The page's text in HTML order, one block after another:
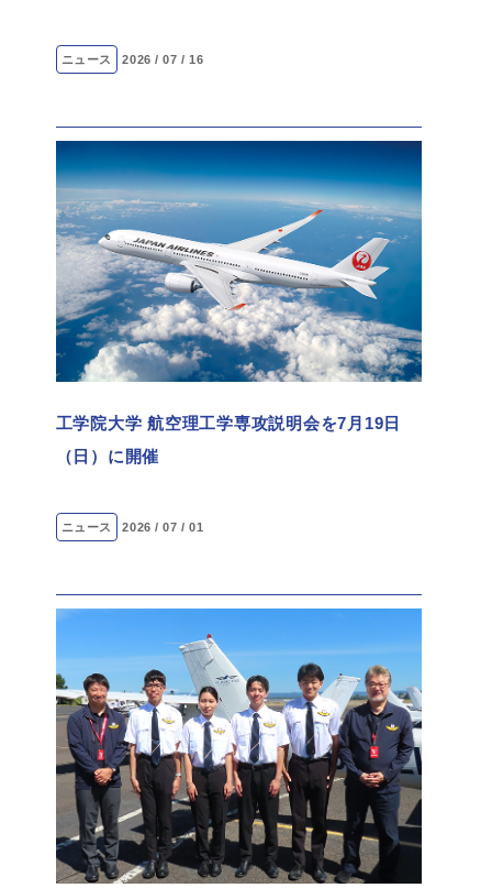
ニュース 2026 / 07 / 16
工学院大学 航空理工学専攻説明会を7月19日
（日）に開催
ニュース 2026 / 07 / 01